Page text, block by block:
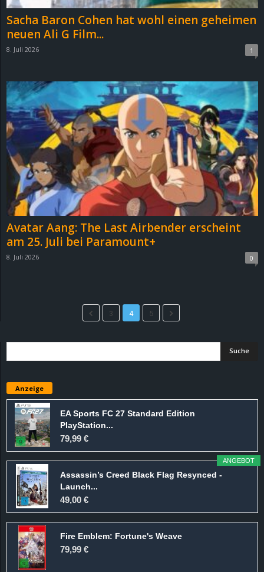
Sacha Baron Cohen hat wohl einen geheimen
neuen Ali G Film...
8. Juli 2026 1
Avatar Aang: The Last Airbender erscheint
am 25. Juli bei Paramount+
8. Juli 2026 0
3 4 5
Anzeige
EA Sports FC 27 Standard Edition
PlayStation...
79,99 €
ANGEBOT
Assassin’s Creed Black Flag Resynced -
Launch...
49,00 €
Fire Emblem: Fortune's Weave
79,99 €